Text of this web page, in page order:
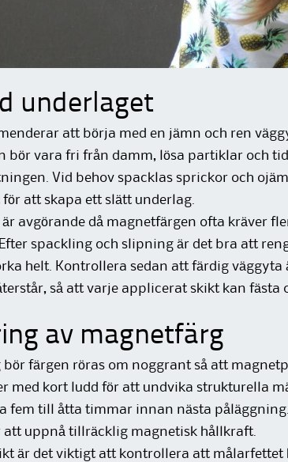
underlaget
att börja med en jämn och ren
bör vara fri från damm, lösa partiklar och
Vid behov spacklas sprickor och
att skapa ett slätt underlag.
avgörande då magnetfärgen ofta kräver
spackling och slipning är det bra att
helt. Kontrollera sedan att färdig väggyta
så att varje applicerat skikt kan fästa
av magnetfärg
färgen röras om noggrant så att
med kort ludd för att undvika strukturella
fem till åtta timmar innan nästa
att uppnå tillräcklig magnetisk hållkraft.
är det viktigt att kontrollera att